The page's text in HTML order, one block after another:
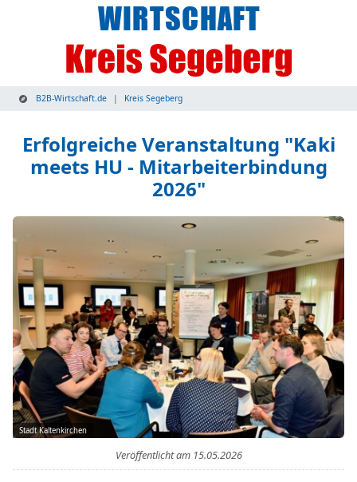
B2B-Wirtschaft.de Kreis Segeberg
Erfolgreiche Veranstaltung "Kaki
meets HU - Mitarbeiterbindung
2026"
Stadt Kaltenkirchen
Veröffentlicht am 15.05.2026